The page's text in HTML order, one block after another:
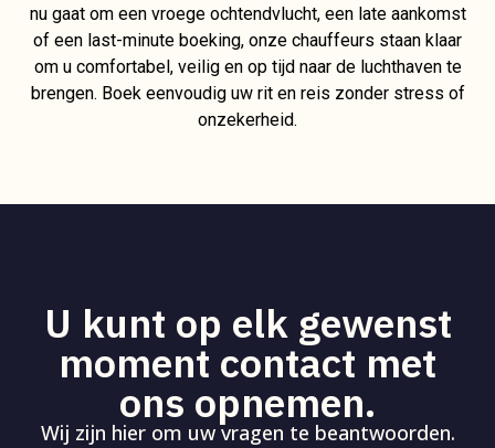
nu gaat om een vroege ochtendvlucht, een late aankomst
of een last-minute boeking, onze chauffeurs staan klaar
om u comfortabel, veilig en op tijd naar de luchthaven te
brengen. Boek eenvoudig uw rit en reis zonder stress of
onzekerheid.
U kunt op elk gewenst
moment contact met
ons opnemen.
Wij zijn hier om uw vragen te beantwoorden.